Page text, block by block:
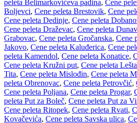
peleta Belimarkovićeva padina, Cene
Boljevci, Cene peleta Brestovik, Cene
Cene peleta Dedinje, Cene peleta
Cene peleta Draževac, Cene peleta
Grabovac, Cene peleta Gročanska, Cene
Jakovo, Cene peleta Kaluđerica, Cene
peleta Kamendol, Cene peleta Konatice,
Cene peleta Kružni put, Cene peleta
Tita, Cene peleta Mislođin, Cene peleta
peleta Obrenovac, Cene peleta Petrovčić,
Cene peleta Poljana, Cene peleta Progar,
peleta Put za Boleč, Cene peleta Put za
Cene peleta Ritopek, Cene peleta Rvati,
Kovačevića, Cene peleta Savska ulica,